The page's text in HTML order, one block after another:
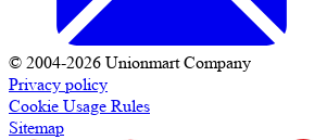
© 2004-2026 Unionmart Company
Privacy policy
Cookie Usage Rules
Sitemap